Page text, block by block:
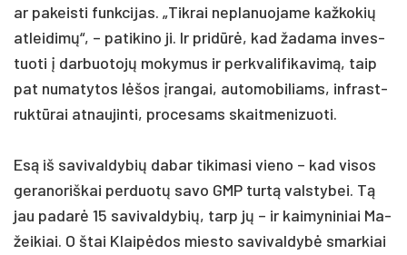
ar pa­keis­ti funk­ci­jas. „Tik­rai ne­pla­nuo­ja­me kaž­ko­kių
at­lei­dimų“, – pa­ti­ki­no ji. Ir pri­dūrė, kad ža­da­ma in­ves­
tuo­ti į dar­buo­tojų mo­ky­mus ir per­kva­li­fi­ka­vimą, taip
pat nu­ma­ty­tos lėšos įran­gai, au­to­mo­bi­liams, inf­rast­
ruktū­rai at­nau­jin­ti, pro­ce­sams skait­me­ni­zuo­ti.
Esą iš sa­vi­val­dy­bių da­bar ti­ki­ma­si vie­no – kad vi­sos
ge­ra­no­riš­kai per­duotų sa­vo GMP turtą vals­ty­bei. Tą
jau pa­darė 15 sa­vi­val­dy­bių, tarp jų – ir kai­my­ni­niai Ma­
žei­kiai. O štai Klaipė­dos mies­to sa­vi­val­dybė smar­kiai